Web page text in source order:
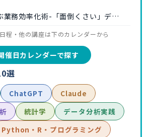
業務効率化術-「面倒くさい」デ…
程・他の講座は下のカレンダーから
催日カレンダーで探す
選
ChatGPT
Claude
統計学
データ分析実践
Python・R・プログラミング